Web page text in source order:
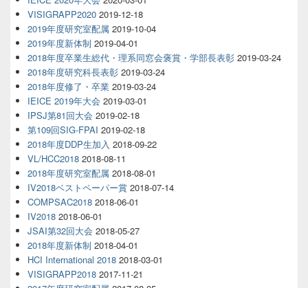
VISIGRAPP2020 2019-12-18
2019年度研究室配属 2019-10-04
2019年度新体制 2019-04-01
2018年度卒業生総代・理系同窓会褒賞・学部長表彰 2019-03-24
2018年度研究科長表彰 2019-03-24
2018年度修了・卒業 2019-03-24
IEICE 2019年大会 2019-03-01
IPSJ第81回大会 2019-02-18
第109回SIG-FPAI 2019-02-18
2018年度DDP生加入 2018-09-22
VL/HCC2018 2018-08-11
2018年度研究室配属 2018-08-01
IV2018ベストペーパー賞 2018-07-14
COMPSAC2018 2018-06-01
IV2018 2018-06-01
JSAI第32回大会 2018-05-27
2018年度新体制 2018-04-01
HCI International 2018 2018-03-01
VISIGRAPP2018 2017-11-21